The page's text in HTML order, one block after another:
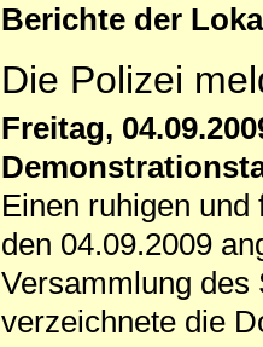
Berichte der
Die Polizei
Freitag,
Einen ruhigen
den 04.09.2009
Versammlung des
verzeichnete die